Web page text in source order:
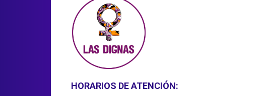
HORARIOS DE ATENCIÓN: